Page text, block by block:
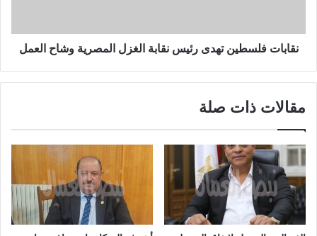
نقابات فلسطين تهدى رئيس نقابة الغزل المصرية وشاح العمل
مقالات ذات صلة